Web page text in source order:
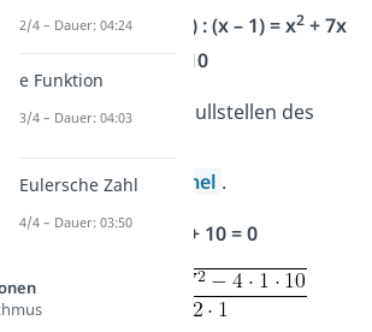
(x 3+ 6x2+ 3x – 10) : (x – 1) = x2 + 7x
+ 10
3. Bestimme die Nullstellen des
Mitternachtsformel .
x
+ 7x + 10 = 0
2/4 – Dauer: 04:24
e Funktion
3/4 – Dauer: 04:03
Eulersche Zahl
4/4 – Dauer: 03:50